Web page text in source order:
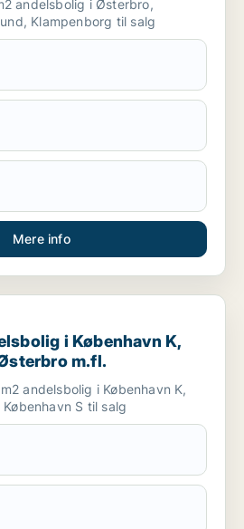
andelsbolig i Østerbro,
Klampenborg til salg
Mere info
i København K, Vesterbro eller
i København K,
m.fl.
andelsbolig i København K,
S til salg